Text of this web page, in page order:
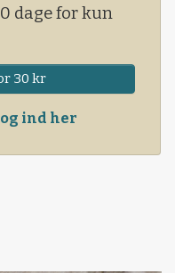
dage for kun
30 kr
ind her